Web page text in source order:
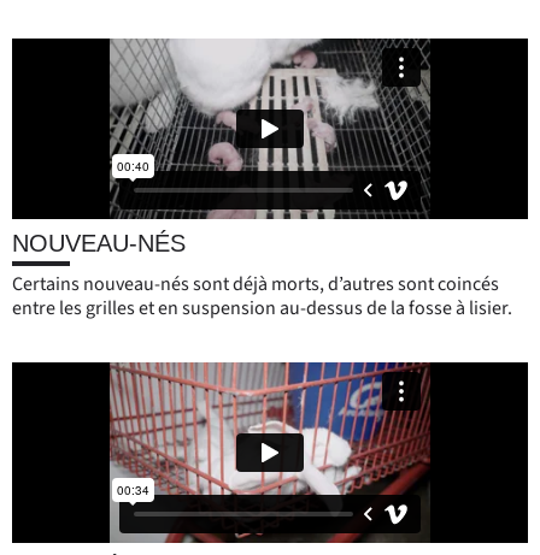
NOUVEAU-NÉS
Certains nouveau-nés sont déjà morts, d’autres sont coincés
entre les grilles et en suspension au-dessus de la fosse à lisier.